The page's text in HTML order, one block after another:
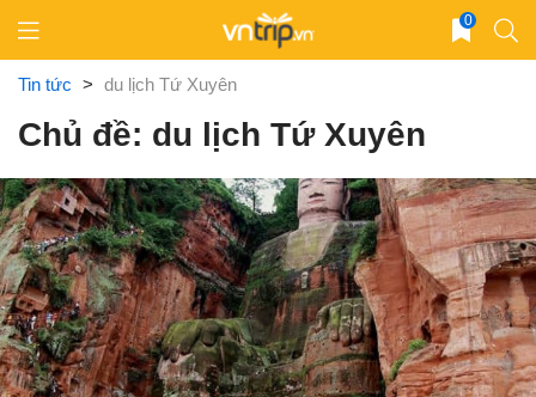
content
0
Tin tức > du lịch Tứ Xuyên
Chủ đề: du lịch Tứ Xuyên